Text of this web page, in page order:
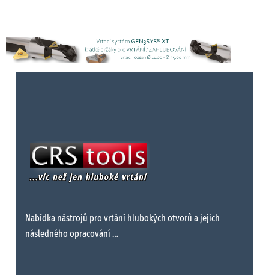
Nabídka nástrojů pro vrtání hlubokých otvorů a jejich
následného opracování …